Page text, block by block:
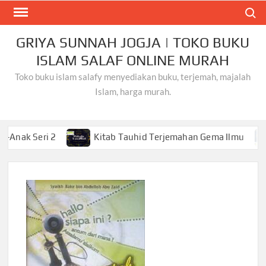
Skip
contentGRIYA SUNNAH JOGJA | TOKO BUKU
ISLAM SALAF ONLINE MURAH
Toko buku islam salafy menyediakan buku, terjemah, majalah
Islam, harga murah.
2 Kitab Tauhid Terjemahan Gema Ilmu